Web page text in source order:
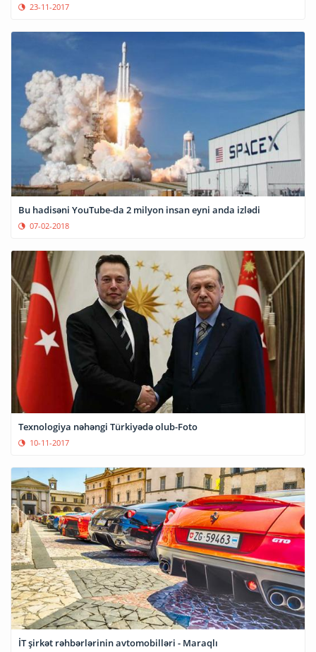
23-11-2017
Bu hadisəni YouTube-da 2 milyon insan eyni anda izlədi
07-02-2018
Texnologiya nəhəngi Türkiyədə olub-Foto
10-11-2017
İT şirkət rəhbərlərinin avtomobilləri - Maraqlı